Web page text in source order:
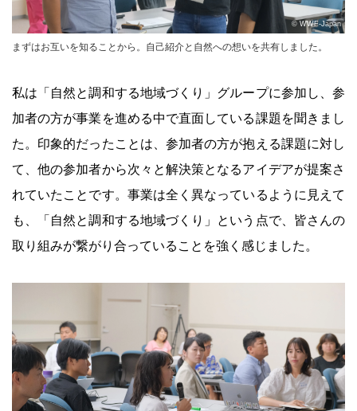
© WWF-Japan
まずはお互いを知ることから。自己紹介と自然への想いを共有しました。
私は「自然と調和する地域づくり」グループに参加し、参
加者の方が事業を進める中で直面している課題を聞きまし
た。印象的だったことは、参加者の方が抱える課題に対し
て、他の参加者から次々と解決策となるアイデアが提案さ
れていたことです。事業は全く異なっているように見えて
も、「自然と調和する地域づくり」という点で、皆さんの
取り組みが繋がり合っていることを強く感じました。